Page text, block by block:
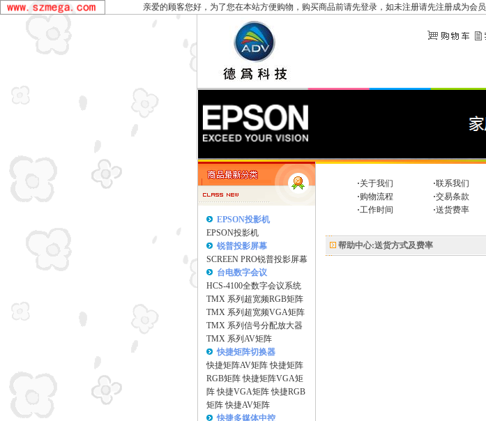
亲爱的顾客您好，为了您在本站方便购物，购买商品前请先登录 ，如未注册请先注册成为会员
EPSON投影机
EPSON投影机
锐普投影屏幕
SCREEN PRO锐普投影屏幕
台电数字会议
HCS-4100全数字会议系统
TMX 系列超宽频RGB矩阵
TMX 系列超宽频VGA矩阵
TMX 系列信号分配放大器
TMX 系列AV矩阵
快捷矩阵切换器
快捷矩阵AV矩阵 快捷矩阵
RGB矩阵 快捷矩阵VGA矩
阵 快捷VGA矩阵 快捷RGB
矩阵 快捷AV矩阵
快捷多媒体中控
·关于我们 ·联系我们
·购物流程 ·交易条款
·工作时间 ·送货费率
帮助中心:送货方式及费率